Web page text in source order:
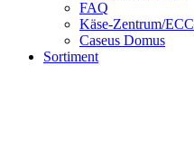
FAQ
Käse-Zentrum/ECC
Caseus Domus
Sortiment